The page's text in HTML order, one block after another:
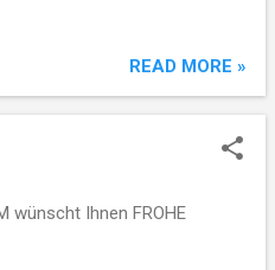
READ MORE »
Ihnen FROHE